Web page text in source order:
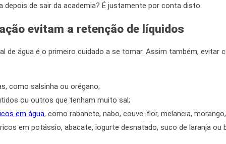
depois de sair da academia? É justamente por conta disto.
evitam a retenção de líquidos
de água é o primeiro cuidado a se tomar. Assim também, evitar
como salsinha ou orégano;
ou outros que tenham muito sal;
em água, como rabanete, nabo, couve-flor, melancia,
em potássio, abacate, iogurte desnatado, suco de laranja ou